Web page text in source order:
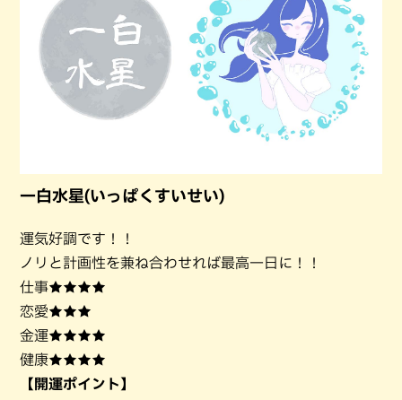
一白水星(いっぱくすいせい)
運気好調です！！
ノリと計画性を兼ね合わせれば最高一日に！！
仕事★★★★
恋愛★★★
金運★★★★
健康★★★★
【開運ポイント】